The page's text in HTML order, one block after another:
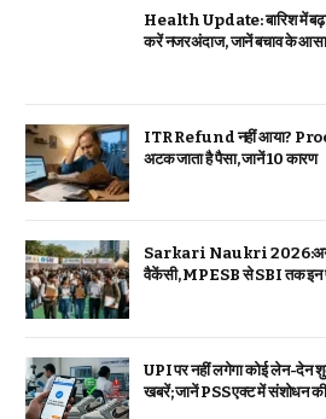
Health Update: बारिश में बढ़ा
करें नजरअंदाज, जानें बचाव के
ITR Refund नहीं आया?
अटक जाता है पैसा, जानें 10 कारण
Sarkari Naukri 2026:अगस्त
वैकेंसी, MPESB से SBI तक इन
UPI पर नहीं लगेगा कोई लेन-देन
खबरें; जानें PSS एक्ट में संशोधन की